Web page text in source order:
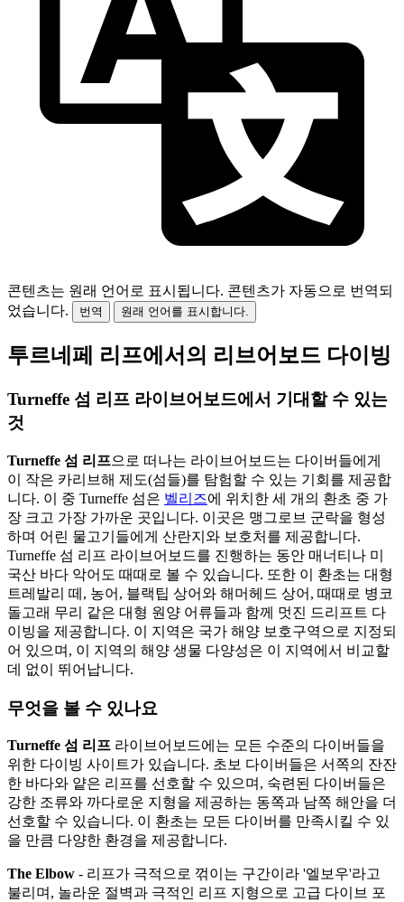
콘텐츠는 원래 언어로 표시됩니다. 콘텐츠가 자동으로 번역되
었습니다.
번역 원래 언어를 표시합니다.
투르네페 리프에서의 리브어보드 다이빙
Turneffe 섬 리프 라이브어보드에서 기대할 수 있는
것
Turneffe 섬 리프으로 떠나는 라이브어보드는 다이버들에게
이 작은 카리브해 제도(섬들)를 탐험할 수 있는 기회를 제공합
니다. 이 중 Turneffe 섬은 벨리즈에 위치한 세 개의 환초 중 가
장 크고 가장 가까운 곳입니다. 이곳은 맹그로브 군락을 형성
하며 어린 물고기들에게 산란지와 보호처를 제공합니다.
Turneffe 섬 리프 라이브어보드를 진행하는 동안 매너티나 미
국산 바다 악어도 때때로 볼 수 있습니다. 또한 이 환초는 대형
트레발리 떼, 농어, 블랙팁 상어와 해머헤드 상어, 때때로 병코
돌고래 무리 같은 대형 원양 어류들과 함께 멋진 드리프트 다
이빙을 제공합니다. 이 지역은 국가 해양 보호구역으로 지정되
어 있으며, 이 지역의 해양 생물 다양성은 이 지역에서 비교할
데 없이 뛰어납니다.
무엇을 볼 수 있나요
Turneffe 섬 리프 라이브어보드에는 모든 수준의 다이버들을
위한 다이빙 사이트가 있습니다. 초보 다이버들은 서쪽의 잔잔
한 바다와 얕은 리프를 선호할 수 있으며, 숙련된 다이버들은
강한 조류와 까다로운 지형을 제공하는 동쪽과 남쪽 해안을 더
선호할 수 있습니다. 이 환초는 모든 다이버를 만족시킬 수 있
을 만큼 다양한 환경을 제공합니다.
The Elbow - 리프가 극적으로 꺾이는 구간이라 '엘보우'라고
불리며, 놀라운 절벽과 극적인 리프 지형으로 고급 다이브 포